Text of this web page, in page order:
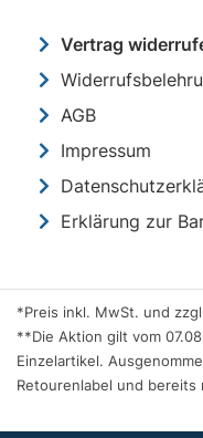
Vertrag
AGB
Impressum
Erklärung zur
*Preis inkl. MwSt. und
**Die Aktion gilt vom
Einzelartikel.
Retourenlabel und